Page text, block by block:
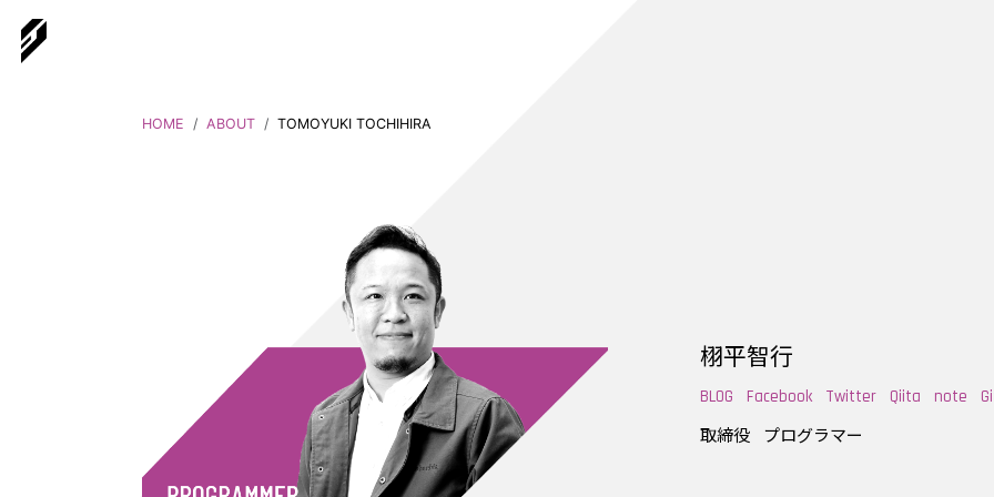
HOME ABOUT TOMOYUKI TOCHIHIRA
栩平智行
BLOG Facebook Twitter Qiita note
取締役
プログラマー